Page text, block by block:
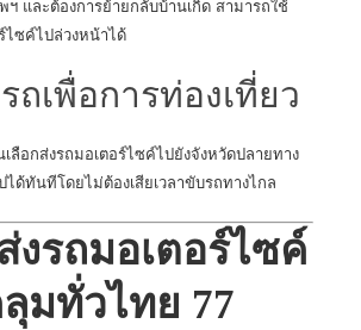
ฯ และต้องการย้ายกลับบ้านเกิด สามารถใช้
ไซค์ไปล่วงหน้าได้
ถเพื่อการท่องเที่ยว
ลือกส่งรถมอเตอร์ไซค์ไปยังจังหวัดปลายทาง
ได้ทันทีโดยไม่ต้องเสียเวลาขับรถทางไกล
งรถมอเตอร์ไซค์
มทั่วไทย 77